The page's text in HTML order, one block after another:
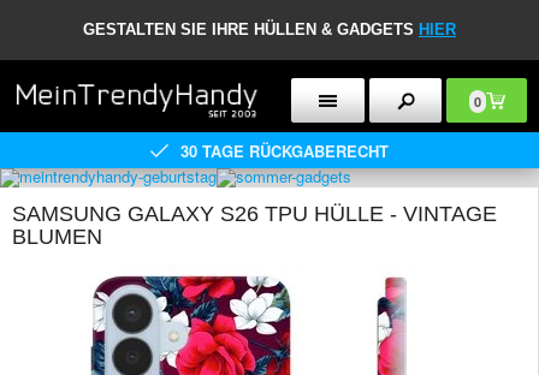
GESTALTEN SIE IHRE HÜLLEN & GADGETS HIER
0
30 TAGE RÜCKGABERECHT
SAMSUNG GALAXY S26 TPU HÜLLE - VINTAGE
BLUMEN